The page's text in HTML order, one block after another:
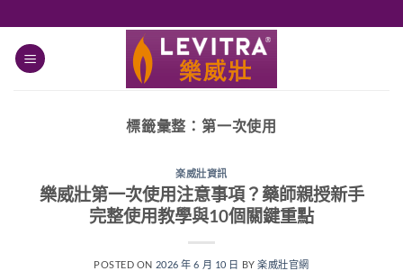
標籤彙整： 第一次使用
楽威壯資訊
樂威壯第一次使用注意事項？藥師親授新手
完整使用教學與10個關鍵重點
POSTED ON 2026 年 6 月 10 日 BY楽威壯官網